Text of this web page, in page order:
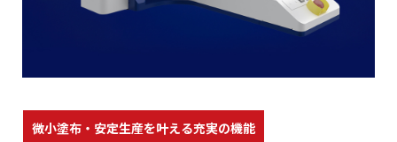
微小塗布・安定生産を叶える充実の機能